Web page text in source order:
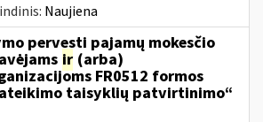
Naujiena
pervesti pajamų mokesčio
ir (arba)
FR0512 formos
taisyklių patvirtinimo“